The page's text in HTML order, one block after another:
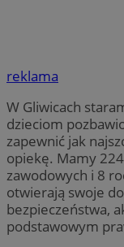
reklama
W Gliwicach
dzieciom
zapewnić jak
opiekę. Mamy
zawodowych i 8
otwierają swoje
bezpieczeństwa,
podstawowym